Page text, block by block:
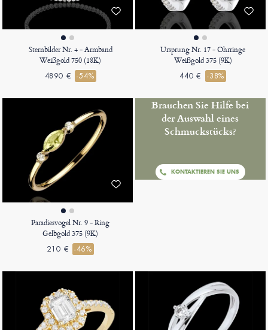
Sternbilder Nr. 4 - Armband
Weißgold 750 (18K)
4890 € -54%
Ursprung Nr. 17 - Ohrringe
Weißgold 375 (9K)
440 € -38%
Paradiesvogel Nr. 9 - Ring
Gelbgold 375 (9K)
210 € -46%
Brauchen Sie Hilfe bei
der Auswahl eines
Schmuckstücks?
KONTAKTIEREN SIE UNS